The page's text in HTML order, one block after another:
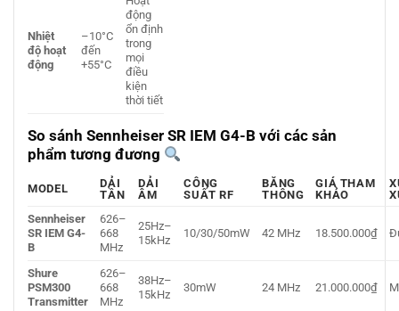
Nhiệt
độ hoạt
động
–10°C
đến
+55°C
động
ổn định
trong
mọi
điều
kiện
thời tiết
So sánh Sennheiser SR IEM G4-B với các sản
phẩm tương đương
MODEL
DẢI
TẦN
DẢI
ÂM
CÔNG
SUẤT RF
BĂNG
THÔNG
GIÁ THAM
KHẢO
Sennheiser
SR IEM G4-
B
626–
668
MHz
25Hz–
15kHz
10/30/50mW 42 MHz 18.500.000₫
Shure
PSM300
Transmitter
626–
668
MHz
38Hz–
15kHz
30mW 24 MHz 21.000.000₫